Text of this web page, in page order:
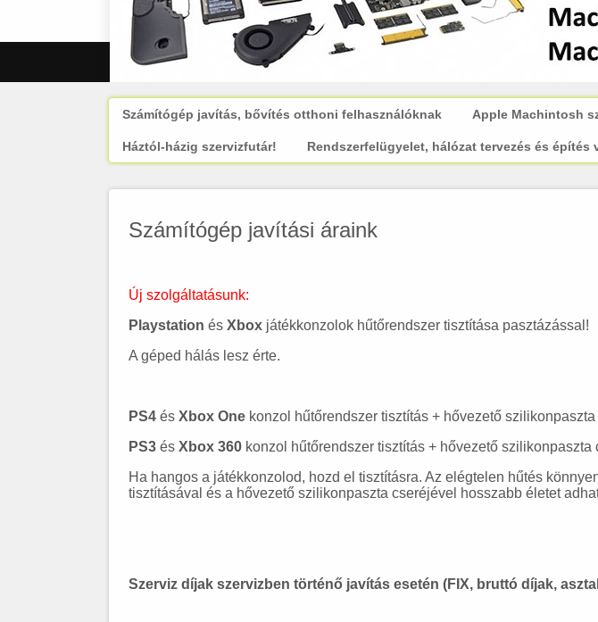
Számítógép javítás, bővítés otthoni felhasználóknak Apple Machintosh
Háztól-házig szervizfutár! Rendszerfelügyelet, hálózat tervezés és építés
Számítógép javítási áraink
Új szolgáltatásunk:
Playstation és Xbox játékkonzolok hűtőrendszer tisztítása pasztázással!
A géped hálás lesz érte.
PS4 és Xbox One konzol hűtőrendszer tisztítás + hővezető szilikonpaszta
PS3 és Xbox 360 konzol hűtőrendszer tisztítás + hővezető szilikonpaszta
Ha hangos a játékkonzolod, hozd el tisztításra. Az elégtelen hűtés
tisztításával és a hővezető szilikonpaszta cseréjével hosszabb életet
Szerviz díjak szervizben történő javítás esetén (FIX, bruttó díjak,